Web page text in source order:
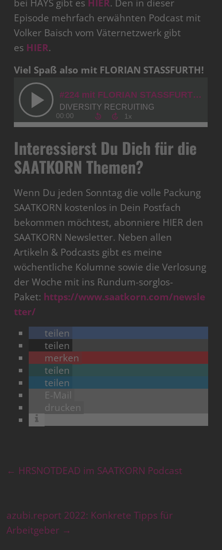
bei HAYS gibt es HIER. Den in dieser
Episode mehrfach erwähnten Podcast mit
Volker Baisch vom Väternetzwerk gibt
es HIER.
Viel Spaß also mit FLORIAN STASSFURTH!
Interessierst Du Dich für die
SAATKORN Themen?
Wenn Du jeden Sonntag die volle Packung
SAATKORN kostenlos in Dein Postfach
bekommen möchtest, abonniere HIER den
SAATKORN Newsletter. Neben allen
Artikeln & Podcasts gibt es meine
wöchentliche Kolumne sowie die Verlosung
der Woche mit ins Rundum-sorglos-
Paket: https://www.saatkorn.com/newsle
tter/
teilen
teilen
merken
teilen
teilen
E-Mail
drucken
← HRSNOTDEAD im SAATKORN Podcast
azubi.report 2022: Konkrete Tipps für
Arbeitgeber →